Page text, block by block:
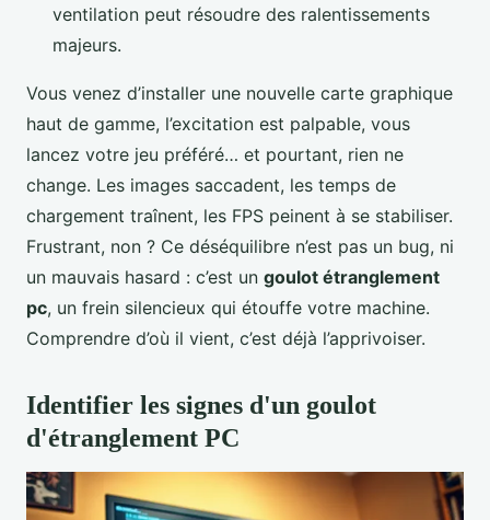
ventilation peut résoudre des ralentissements
majeurs.
Vous venez d’installer une nouvelle carte graphique
haut de gamme, l’excitation est palpable, vous
lancez votre jeu préféré… et pourtant, rien ne
change. Les images saccadent, les temps de
chargement traînent, les FPS peinent à se stabiliser.
Frustrant, non ? Ce déséquilibre n’est pas un bug, ni
un mauvais hasard : c’est un goulot étranglement
pc, un frein silencieux qui étouffe votre machine.
Comprendre d’où il vient, c’est déjà l’apprivoiser.
Identifier les signes d'un goulot
d'étranglement PC